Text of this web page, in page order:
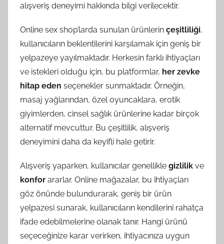
alışveriş deneyimi hakkında bilgi verilecektir.
Online sex shop’larda sunulan ürünlerin çeşitliliği,
kullanıcıların beklentilerini karşılamak için geniş bir
yelpazeye yayılmaktadır. Herkesin farklı ihtiyaçları
ve istekleri olduğu için, bu platformlar, her zevke
hitap eden seçenekler sunmaktadır. Örneğin,
masaj yağlarından, özel oyuncaklara, erotik
giyimlerden, cinsel sağlık ürünlerine kadar birçok
alternatif mevcuttur. Bu çeşitlilik, alışveriş
deneyimini daha da keyifli hale getirir.
Alışveriş yaparken, kullanıcılar genellikle gizlilik ve
konfor ararlar. Online mağazalar, bu ihtiyaçları
göz önünde bulundurarak, geniş bir ürün
yelpazesi sunarak, kullanıcıların kendilerini rahatça
ifade edebilmelerine olanak tanır. Hangi ürünü
seçeceğinize karar verirken, ihtiyacınıza uygun